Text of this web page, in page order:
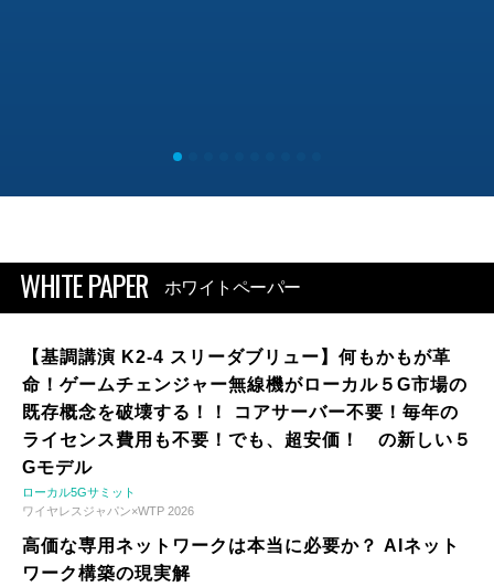
WHITE PAPER ホワイトペーパー
【基調講演 K2-4 スリーダブリュー】何もかもが革
命！ゲームチェンジャー無線機がローカル５G市場の
既存概念を破壊する！！ コアサーバー不要！毎年の
ライセンス費用も不要！でも、超安価！ の新しい５
Gモデル
ローカル5Gサミット
ワイヤレスジャパン×WTP 2026
高価な専用ネットワークは本当に必要か？ AIネット
ワーク構築の現実解